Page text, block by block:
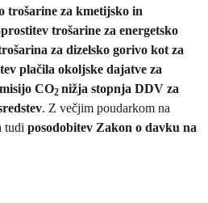
trošarine za kmetijsko in
trošarine za energetsko
za dizelsko gorivo kot za
plačila okoljske dajatve za
CO2 nižja stopnja DDV za
. Z večjim poudarkom na
tudi posodobitev Zakon o davku na